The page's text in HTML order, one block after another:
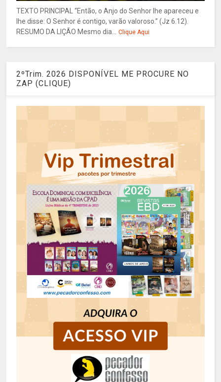
TEXTO PRINCIPAL “Então, o Anjo do Senhor lhe apareceu e
lhe disse: O Senhor é contigo, varão valoroso.” (Jz 6.12).
RESUMO DA LIÇÃO Mesmo dia... Clique Aqui
2ºTrim. 2026 DISPONÍVEL ME PROCURE NO
ZAP (CLIQUE)